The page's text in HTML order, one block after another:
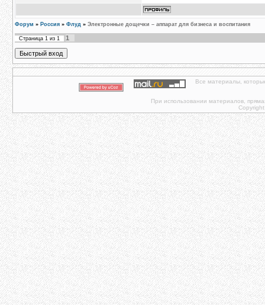
Форум » Россия » Флуд » Электронные дощечки – аппарат для бизнеса и воспитания
Страница 1 из 1 1
Все материалы,
При использовании материалов,